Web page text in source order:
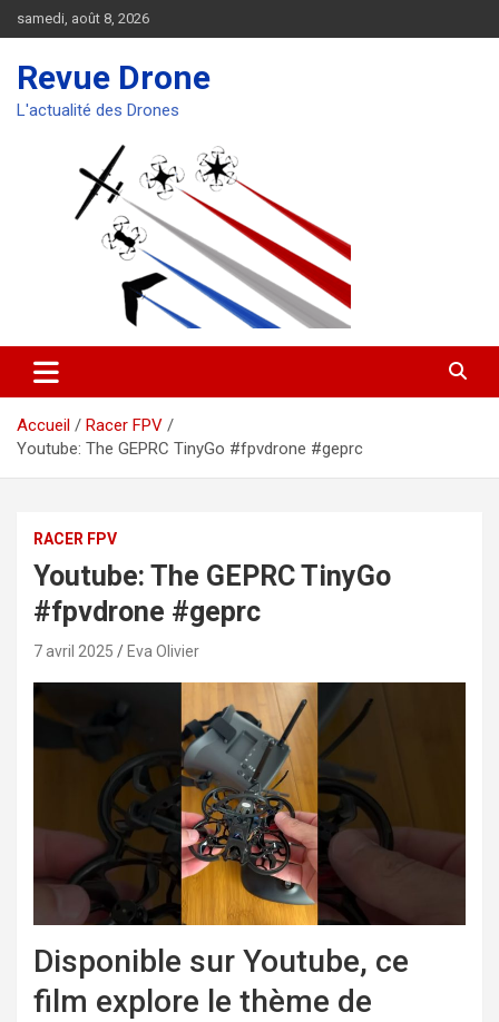
au
samedi, août 8, 2026
Revue Drone
L'actualité des Drones
Accueil
Racer FPV
Youtube: The GEPRC TinyGo #fpvdrone #geprc
RACER FPV
Youtube: The GEPRC TinyGo
#fpvdrone #geprc
7 avril 2025 Eva Olivier
Disponible sur Youtube, ce
film explore le thème de